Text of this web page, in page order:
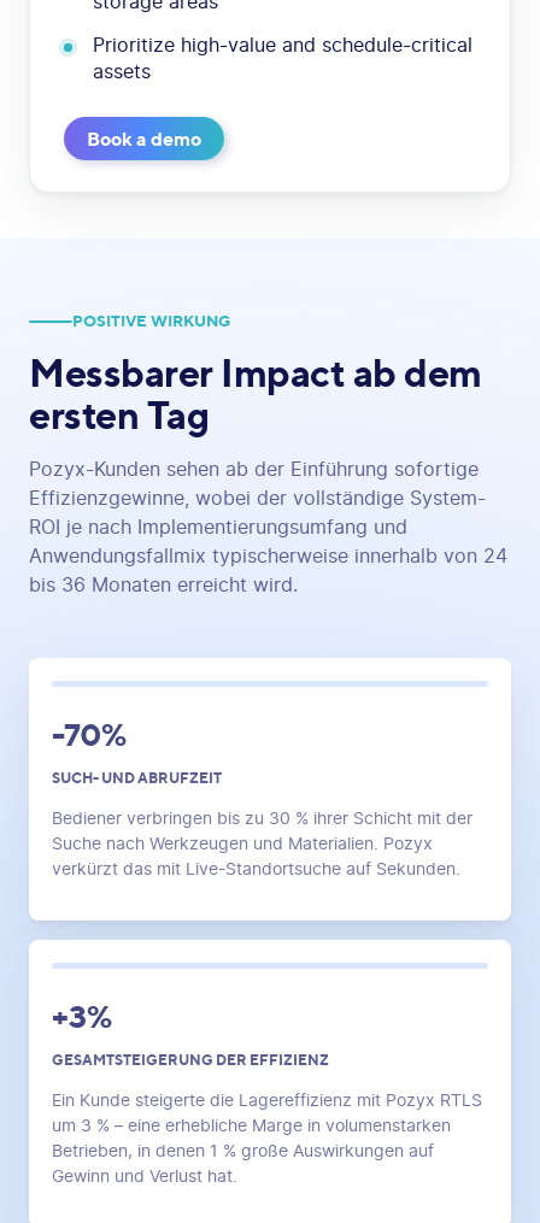
Prioritize high-value and schedule-critical
assets
Book a demo
POSITIVE WIRKUNG
Messbarer Impact ab dem
ersten Tag
Pozyx-Kunden sehen ab der Einführung sofortige
Effizienzgewinne, wobei der vollständige System-
ROI je nach Implementierungsumfang und
Anwendungsfallmix typischerweise innerhalb von 24
bis 36 Monaten erreicht wird.
-70%
SUCH- UND ABRUFZEIT
Bediener verbringen bis zu 30 % ihrer Schicht mit der
Suche nach Werkzeugen und Materialien. Pozyx
verkürzt das mit Live-Standortsuche auf Sekunden.
+3%
GESAMTSTEIGERUNG DER EFFIZIENZ
Ein Kunde steigerte die Lagereffizienz mit Pozyx RTLS
um 3 % – eine erhebliche Marge in volumenstarken
Betrieben, in denen 1 % große Auswirkungen auf
Gewinn und Verlust hat.